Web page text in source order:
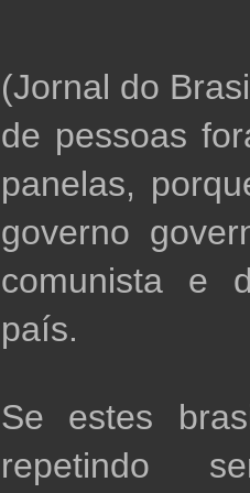
(Jornal do
de pessoas
panelas,
governo
comunista e
país.
Se estes
repetindo